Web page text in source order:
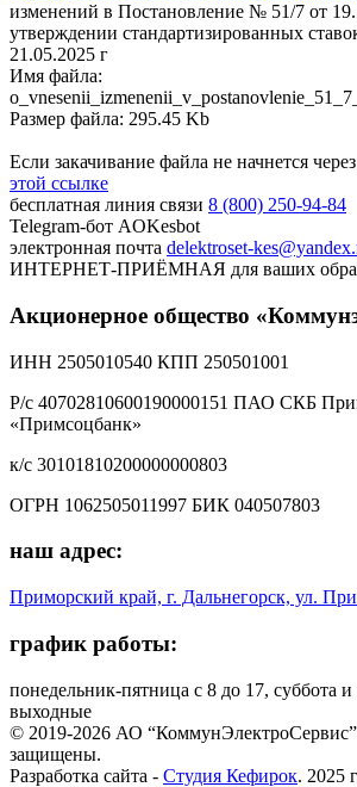
изменений в Постановление № 51/7 от
утверждении стандартизированных
21.05.2025 г
Имя файла:
Размер файла: 295.45 Kb
Если закачивание файла не начнется
этой ссылке
бесплатная линия связи 8 (800) 250-94-84
Telegram-бот AOKesbot
электронная почта delektroset-
ИНТЕРНЕТ-ПРИЁМНАЯ для ваших
Акционерное общество
ИНН 2505010540 КПП 250501001
Р/с 40702810600190000151 ПАО СКБ
«Примсоцбанк»
к/с 30101810200000000803
ОГРН 1062505011997 БИК 040507803
наш адрес:
Приморский край, г. Дальнегорск, ул.
график работы:
понедельник-пятница с 8 до 17, суббота и
выходные
© 2019-2026 АО
защищены.
Разработка сайта - Студия Кефирок. 2025